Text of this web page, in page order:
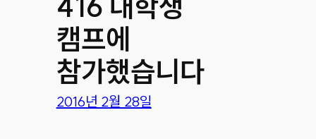
캠프에
참가했습니다
2016년 2월 28일